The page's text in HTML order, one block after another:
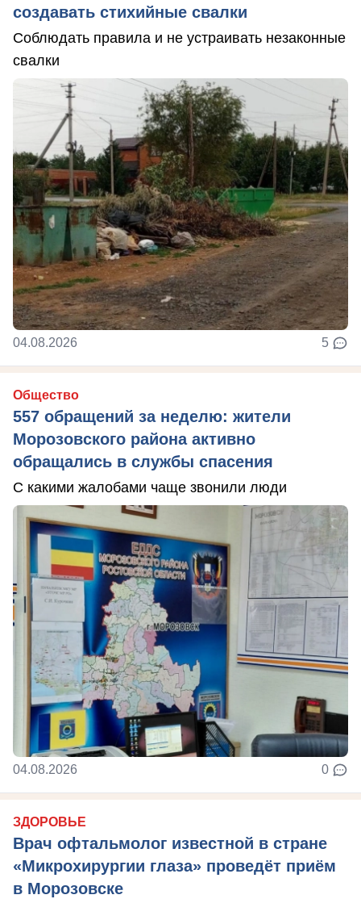
создавать стихийные свалки
Соблюдать правила и не устраивать незаконные
свалки
04.08.2026 5
Общество
557 обращений за неделю: жители
Морозовского района активно
обращались в службы спасения
С какими жалобами чаще звонили люди
04.08.2026 0
ЗДОРОВЬЕ
Врач офтальмолог известной в стране
«Микрохирургии глаза» проведёт приём
в Морозовске